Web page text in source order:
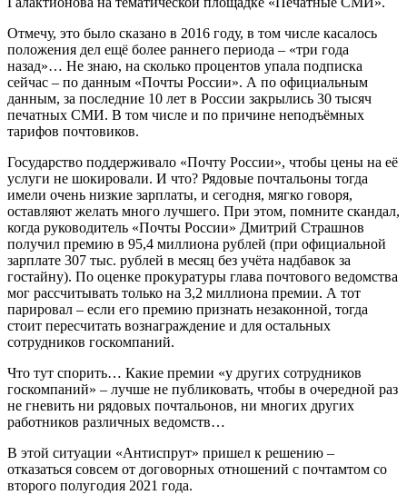
Отмечу, это было сказано в 2016 году, в том числе касалось
положения дел ещё более раннего периода – «три года
назад»… Не знаю, на сколько процентов упала подписка
сейчас – по данным «Почты России». А по официальным
данным, за последние 10 лет в России закрылись 30 тысяч
печатных СМИ. В том числе и по причине неподъёмных
тарифов почтовиков.
Государство поддерживало «Почту России», чтобы цены на её
услуги не шокировали. И что? Рядовые почтальоны тогда
имели очень низкие зарплаты, и сегодня, мягко говоря,
оставляют желать много лучшего. При этом, помните скандал,
когда руководитель «Почты России» Дмитрий Страшнов
получил премию в 95,4 миллиона рублей (при официальной
зарплате 307 тыс. рублей в месяц без учёта надбавок за
гостайну). По оценке прокуратуры глава почтового ведомства
мог рассчитывать только на 3,2 миллиона премии. А тот
парировал – если его премию признать незаконной, тогда
стоит пересчитать вознаграждение и для остальных
сотрудников госкомпаний.
Что тут спорить… Какие премии «у других сотрудников
госкомпаний» – лучше не публиковать, чтобы в очередной раз
не гневить ни рядовых почтальонов, ни многих других
работников различных ведомств…
В этой ситуации «Антиспрут» пришел к решению –
отказаться совсем от договорных отношений с почтамтом со
второго полугодия 2021 года.